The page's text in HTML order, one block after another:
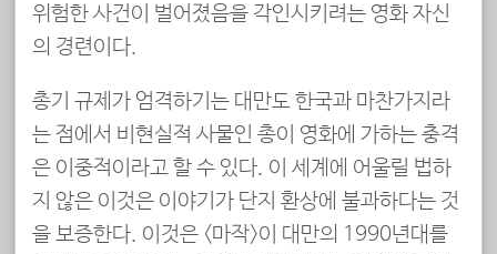
위험한 사건이 벌어졌음을 각인시키려는 영화 자신
의 경련이다.
총기 규제가 엄격하기는 대만도 한국과 마찬가지라
는 점에서 비현실적 사물인 총이 영화에 가하는 충격
은 이중적이라고 할 수 있다. 이 세계에 어울릴 법하
지 않은 이것은 이야기가 단지 환상에 불과하다는 것
을 보증한다. 이것은 <마작>이 대만의 1990년대를